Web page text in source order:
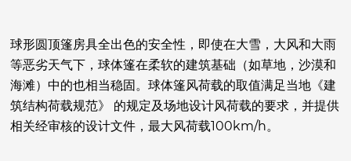
球形圆顶篷房具全出色的安全性， 即使在大雪，大风和大雨
等恶劣天气下，球体篷在柔软的建筑基础（如草地，沙漠和
海滩）中的也相当稳固。球体篷风荷载的取值满足当地《建
筑结构荷载规范》 的规定及场地设计风荷载的要求，并提供
相关经审核的设计文件 ，最大风荷载100km/h。